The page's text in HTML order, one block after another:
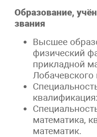
Образование,
звания
Высшее
физический
прикладной
Лобачевского
математика,
математик.